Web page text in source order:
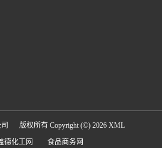
版权所有 Copyright (©) 2026 XML
德化工网 食品商务网